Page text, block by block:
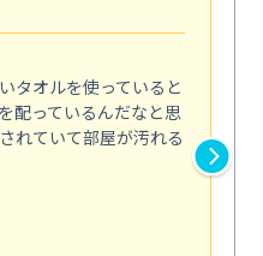
タオルを使っていると
配っているんだなと思
れていて部屋が汚れる